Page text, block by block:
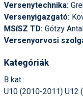
Versenytechnika:
Versenyigazgató:
MSíSZ TD: Gótzy
Versenyorvosi
Kategóriák
B kat.:
U10 (2010-2011) U12